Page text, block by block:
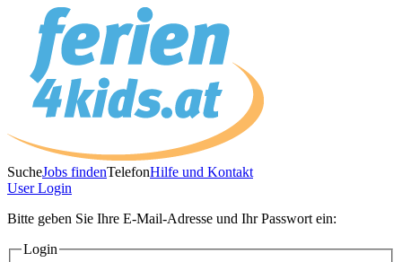
SucheJobs findenTelefonHilfe und Kontakt
UserLogin
Bitte geben Sie Ihre E-Mail-Adresse und Ihr Passwort ein:
Login